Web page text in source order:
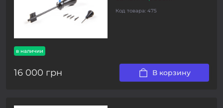
в наличии
Код товара: 475
16 000 грн В корзину